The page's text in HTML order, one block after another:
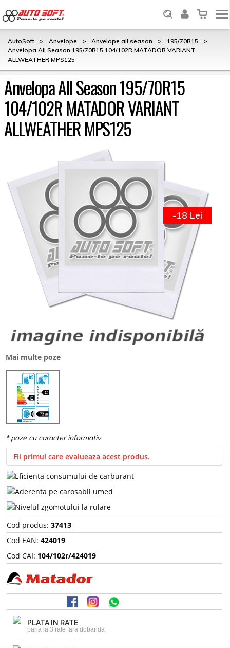
AutoSoft > Anvelope > Anvelope all season > 195/70R15
>
Anvelopa All Season 195/70R15 104/102R MATADOR VARIANT
ALLWEATHER MPS125
Anvelopa All Season 195/70R15
104/102R MATADOR VARIANT
ALLWEATHER MPS125
Mai multe poze
-18 Lei
Fii primul care evalueaza acest produs.
Cod produs: 37413
Cod EAN: 424019
Cod CAI: 104/102r/424019
PLATA IN RATE
pana la 3 rate fara dobanda